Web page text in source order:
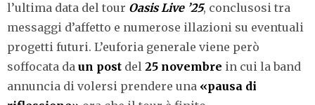
l’ultima data del tour Oasis Live ’25, conclusosi tra
messaggi d’affetto e numerose illazioni su eventuali
progetti futuri. L’euforia generale viene però
soffocata da un post del 25 novembre in cui la band
annuncia di volersi prendere una «pausa di